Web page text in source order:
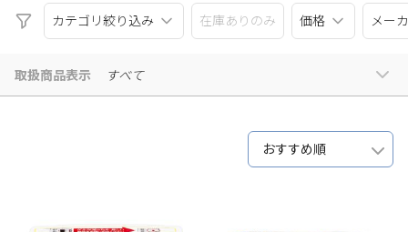
カテゴリ絞り込み 在庫ありのみ 価格 メー
取扱商品表示 すべて
おすすめ順